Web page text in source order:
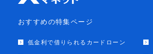
おすすめの特集ページ
低金利で借りられるカードローン